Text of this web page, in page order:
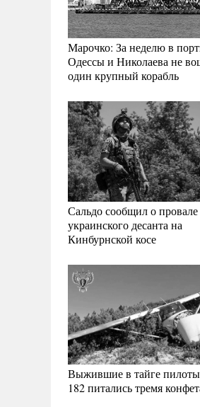
Марочко: За неделю в
Одессы и Николаева не
один крупный корабль
Сальдо сообщил о провале
украинского десанта на
Кинбурнской косе
Выжившие в тайге пилоты
182 питались тремя